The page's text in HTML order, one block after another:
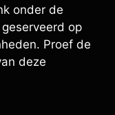
onder de
op
Proef de
deze